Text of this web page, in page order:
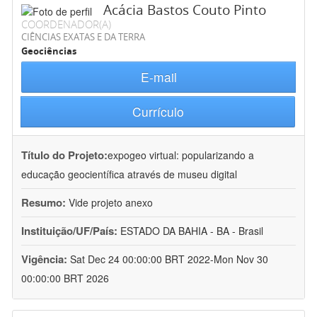
Acácia Bastos Couto Pinto
COORDENADOR(A)
CIÊNCIAS EXATAS E DA TERRA
Geociências
E-mail
Currículo
Título do Projeto:expogeo virtual: popularizando a
educação geocientífica através de museu digital
Resumo: Vide projeto anexo
Instituição/UF/País: ESTADO DA BAHIA - BA - Brasil
Vigência: Sat Dec 24 00:00:00 BRT 2022-Mon Nov 30
00:00:00 BRT 2026